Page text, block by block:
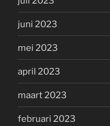
juni 2023
mei 2023
april 2023
maart 2023
februari 2023